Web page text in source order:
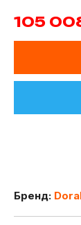
105
Бренд: